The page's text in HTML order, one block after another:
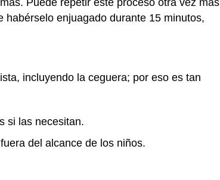
Puede repetir este proceso otra vez más
enjuagado durante 15 minutos,
incluyendo la ceguera; por eso es tan
si las necesitan.
del alcance de los niños.